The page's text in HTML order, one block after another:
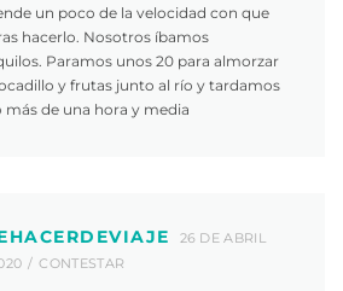
un poco de la velocidad con que
hacerlo. Nosotros íbamos
Paramos unos 20 para almorzar
y frutas junto al río y tardamos
más de una hora y media
26 DE ABRIL
CONTESTAR